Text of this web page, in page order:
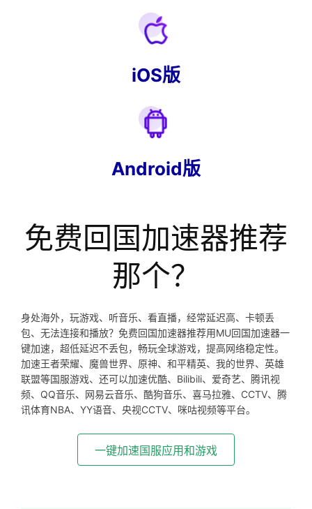
iOS版
Android版
免费回国加速器推荐
那个？
身处海外，玩游戏、听音乐、看直播，经常延迟高、卡顿丢
包、无法连接和播放？免费回国加速器推荐用MU回国加速器一
键加速，超低延迟不丢包，畅玩全球游戏，提高网络稳定性。
加速王者荣耀、魔兽世界、原神、和平精英、我的世界、英雄
联盟等国服游戏、还可以加速优酷、Bilibili、爱奇艺、腾讯视
频、QQ音乐、网易云音乐、酷狗音乐、喜马拉雅、CCTV、腾
讯体育NBA、YY语音、央视CCTV、咪咕视频等平台。
一键加速国服应用和游戏